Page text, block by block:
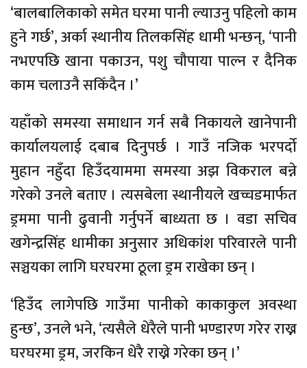
‘बालबालिकाको समेत घरमा पानी ल्याउनु पहिलो काम
हुने गर्छ’, अर्का स्थानीय तिलकसिंह धामी भन्छन्, ‘पानी
नभएपछि खाना पकाउन, पशु चौपाया पाल्न र दैनिक
काम चलाउनै सकिँदैन ।’
यहाँको समस्या समाधान गर्न सबै निकायले खानेपानी
कार्यालयलाई दबाब दिनुपर्छ । गाउँ नजिक भरपर्दो
मुहान नहुँदा हिउँदयाममा समस्या अझ विकराल बन्ने
गरेको उनले बताए । त्यसबेला स्थानीयले खच्चडमार्फत
ड्रममा पानी ढुवानी गर्नुपर्ने बाध्यता छ । वडा सचिव
खगेन्द्रसिंह धामीका अनुसार अधिकांश परिवारले पानी
सञ्चयका लागि घरघरमा ठूला ड्रम राखेका छन् ।
‘हिउँद लागेपछि गाउँमा पानीको काकाकुल अवस्था
हुन्छ’, उनले भने, ‘त्यसैले धेरैले पानी भण्डारण गरेर राख्न
घरघरमा ड्रम, जरकिन धेरै राख्ने गरेका छन् ।’